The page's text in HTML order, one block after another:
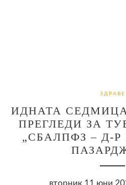
ЗДРАВЕ
ИДНАТА
ПРЕГЛЕДИ ЗА
„СБАЛПФЗ – Д-
вторник 11 юни